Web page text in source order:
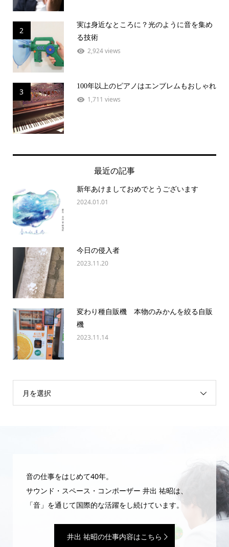
2
実は身近なところに？光のように音を集め
る技術
2,924 views
3
100年以上のピアノはエンブレムもおしゃれ
1,711 views
最近の記事
新年あけましておめでとうございます
2024.01.01
今日の侵入者
2023.11.20
変わり種自販機 本物のみかんを絞る自販
機
2023.11.14
月を選択
音の仕事をはじめて40年。
サウンド・スペース・コンポーザー 井出 祐昭は、
「音」を通じて国際的な活躍をし続けています。
井出 祐昭の仕事内容はこちら